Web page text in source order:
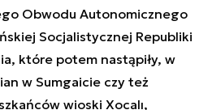
Obwodu Autonomicznego
Socjalistycznej Republiki
które potem nastąpiły, w
w Sumgaicie czy też
wioski Xocalı,